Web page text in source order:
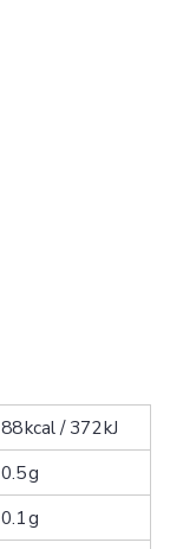
88 kcal / 372 kJ
0.5 g
0.1 g